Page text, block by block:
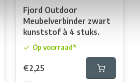
Fjord Outdoor
Meubelverbinder zwart
kunststof à 4 stuks.
Op voorraad*
€2,25